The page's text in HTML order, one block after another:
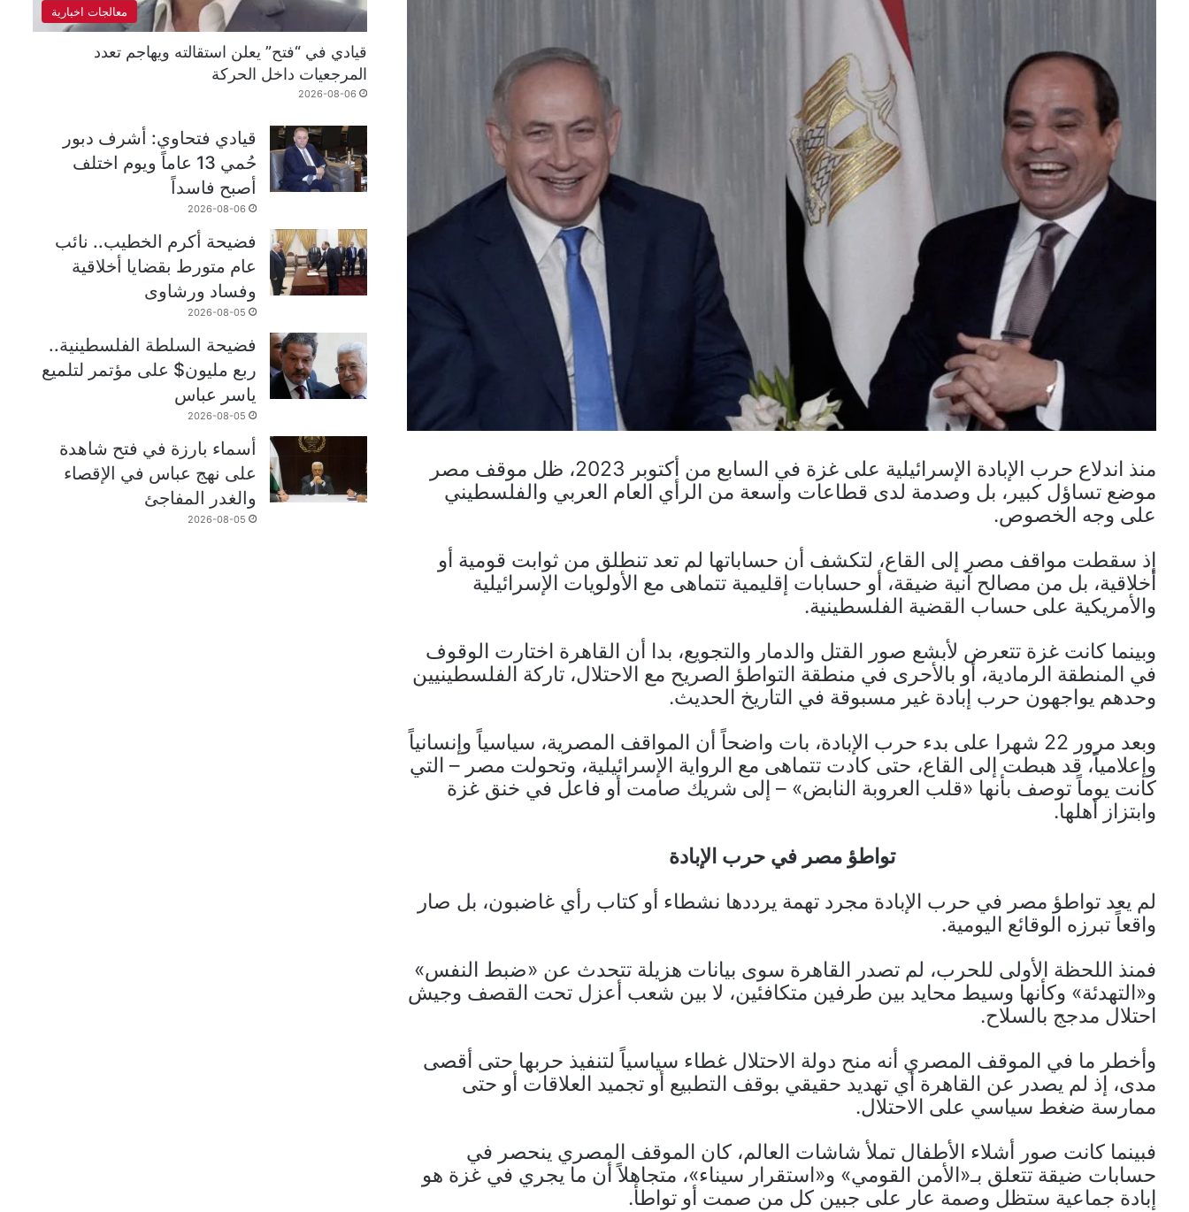
منذ اندلاع حرب الإبادة الإسرائيلية على غزة في السابع من أكتوبر 2023، ظل موقف مصر
موضع تساؤل كبير، بل وصدمة لدى قطاعات واسعة من الرأي العام العربي والفلسطيني
على وجه الخصوص.
إذ سقطت مواقف مصر إلى القاع، لتكشف أن حساباتها لم تعد تنطلق من ثوابت قومية أو
أخلاقية، بل من مصالح آنية ضيقة، أو حسابات إقليمية تتماهى مع الأولويات الإسرائيلية
والأمريكية على حساب القضية الفلسطينية.
وبينما كانت غزة تتعرض لأبشع صور القتل والدمار والتجويع، بدا أن القاهرة اختارت الوقوف
في المنطقة الرمادية، أو بالأحرى في منطقة التواطؤ الصريح مع الاحتلال، تاركة الفلسطينيين
وحدهم يواجهون حرب إبادة غير مسبوقة في التاريخ الحديث.
وبعد مرور 22 شهرا على بدء حرب الإبادة، بات واضحاً أن المواقف المصرية، سياسياً وإنسانياً
وإعلامياً، قد هبطت إلى القاع، حتى كادت تتماهى مع الرواية الإسرائيلية، وتحولت مصر – التي
كانت يوماً توصف بأنها «قلب العروبة النابض» – إلى شريك صامت أو فاعل في خنق غزة
وابتزاز أهلها.
تواطؤ مصر في حرب الإبادة
لم يعد تواطؤ مصر في حرب الإبادة مجرد تهمة يرددها نشطاء أو كتاب رأي غاضبون، بل صار
واقعاً تبرزه الوقائع اليومية.
فمنذ اللحظة الأولى للحرب، لم تصدر القاهرة سوى بيانات هزيلة تتحدث عن «ضبط النفس»
و«التهدئة» وكأنها وسيط محايد بين طرفين متكافئين، لا بين شعب أعزل تحت القصف وجيش
احتلال مدجج بالسلاح.
وأخطر ما في الموقف المصري أنه منح دولة الاحتلال غطاء سياسياً لتنفيذ حربها حتى أقصى
مدى، إذ لم يصدر عن القاهرة أي تهديد حقيقي بوقف التطبيع أو تجميد العلاقات أو حتى
ممارسة ضغط سياسي على الاحتلال.
فبينما كانت صور أشلاء الأطفال تملأ شاشات العالم، كان الموقف المصري ينحصر في
حسابات ضيقة تتعلق بـ«الأمن القومي» و«استقرار سيناء»، متجاهلاً أن ما يجري في غزة هو
إبادة جماعية ستظل وصمة عار على جبين كل من صمت أو تواطأ.
معالجات اخبارية
قيادي في “فتح” يعلن استقالته ويهاجم تعدد
المرجعيات داخل الحركة
2026-08-06
قيادي فتحاوي: أشرف دبور
حُمي 13 عاماً ويوم اختلف
أصبح فاسداً
2026-08-06
فضيحة أكرم الخطيب.. نائب
عام متورط بقضايا أخلاقية
وفساد ورشاوى
2026-08-05
فضيحة السلطة الفلسطينية..
ربع مليون$ على مؤتمر لتلميع
ياسر عباس
2026-08-05
أسماء بارزة في فتح شاهدة
على نهج عباس في الإقصاء
والغدر المفاجئ
2026-08-05